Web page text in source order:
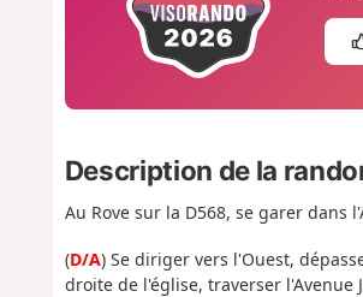
Description de la
Au Rove sur la D568, se garer dans
(D/A) Se diriger vers l'Ouest,
droite de l'église, traverser l'Avenue